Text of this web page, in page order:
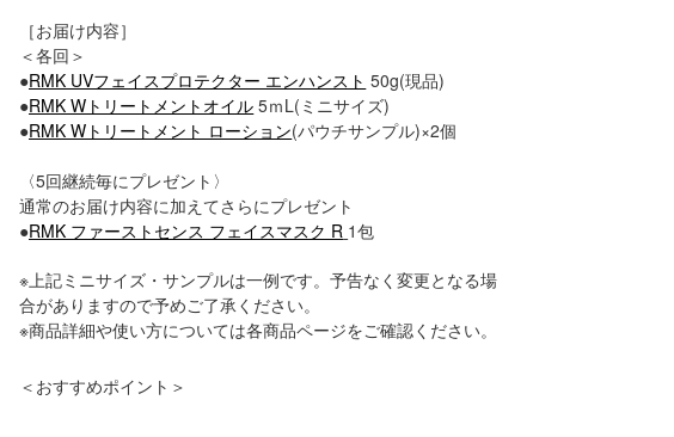
［お届け内容］
＜各回＞
●RMK UVフェイスプロテクター エンハンスト 50g(現品)
●RMK Wトリートメントオイル 5ｍL(ミニサイズ)
●RMK Wトリートメント ローション(パウチサンプル)×2個
〈5回継続毎にプレゼント〉
通常のお届け内容に加えてさらにプレゼント
●RMK ファーストセンス フェイスマスク R 1包
※上記ミニサイズ・サンプルは一例です。予告なく変更となる場
合がありますので予めご了承ください。
※商品詳細や使い方については各商品ページをご確認ください。
＜おすすめポイント＞